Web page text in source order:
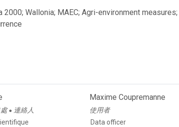
2000; Wallonia; MAEC; Agri-environment
● 連絡人
Maxime Coupremanne
使用者
Data officer